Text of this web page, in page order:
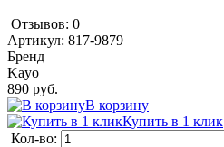
Отзывов: 0
Артикул: 817-9879
Бренд
Kayo
890 руб.
В корзину
Купить в 1 клик
Кол-во: